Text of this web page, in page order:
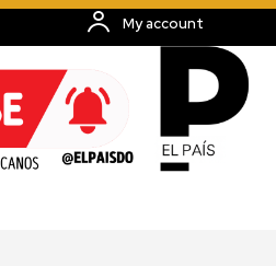
My account